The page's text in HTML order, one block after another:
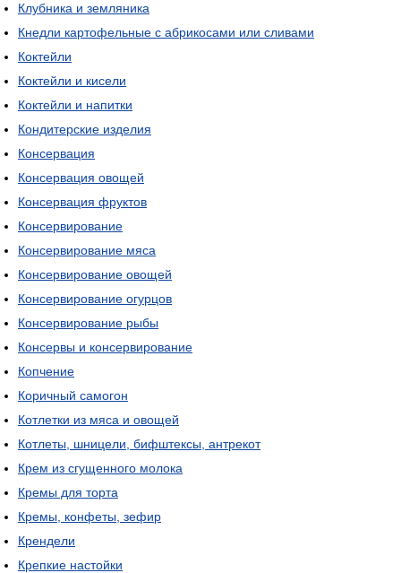
Клубника и земляника
Кнедли картофельные с абрикосами или сливами
Коктейли
Коктейли и кисели
Коктейли и напитки
Кондитерские изделия
Консервация
Консервация овощей
Консервация фруктов
Консервирование
Консервирование мяса
Консервирование овощей
Консервирование огурцов
Консервирование рыбы
Консервы и консервирование
Копчение
Коричный самогон
Котлетки из мяса и овощей
Котлеты, шницели, бифштексы, антрекот
Крем из сгущенного молока
Кремы для торта
Кремы, конфеты, зефир
Крендели
Крепкие настойки